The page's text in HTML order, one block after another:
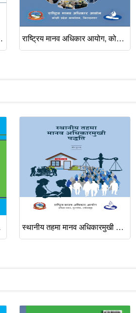
वैशाख–असार २०८३ ‍राष्ट्रिय मानव अधिकार आयोग, कोशी प्रदेश कार्यालयको वार्षिक गतिविधि प्रतिवेदन आ.व. २०८२/०८३
२०८३ स्थानीय तहमा मानव अधिकारमुखी पद्धति - स्रोत पुस्तक